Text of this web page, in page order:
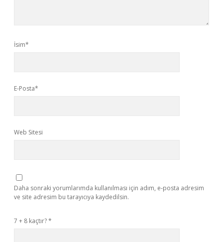
İsim*
E-Posta*
Web Sitesi
Daha sonraki yorumlarımda kullanılması için adım, e-posta adresim
ve site adresim bu tarayıcıya kaydedilsin.
7 + 8 kaçtır?*